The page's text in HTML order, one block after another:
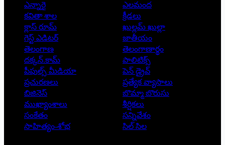
ఎన్నారై
ఎలమంద
కవితా శాల
క్రీడలు
క్లాస్ రూమ్
ఖుల్లమ్ ఖుల్లా
గెస్ట్ ఎడిటర్
జాతీయం
తెలంగాణ
తెలంగాణార్థం
దక్కన్.కామ్
పాలిటిక్స్
పీపుల్స్ ‌మీడియా
పెన్ డ్రైవ్
ప్రచురణలు
ప్రత్యేక వ్యాసాలు
బిజినెస్
బొమ్మా బొరుసు
ముఖ్యాంశాలు
శీర్షికలు
సంకేతం
సన్నివేశం
సాహిత్యం-శోభ
సిల్ సిల